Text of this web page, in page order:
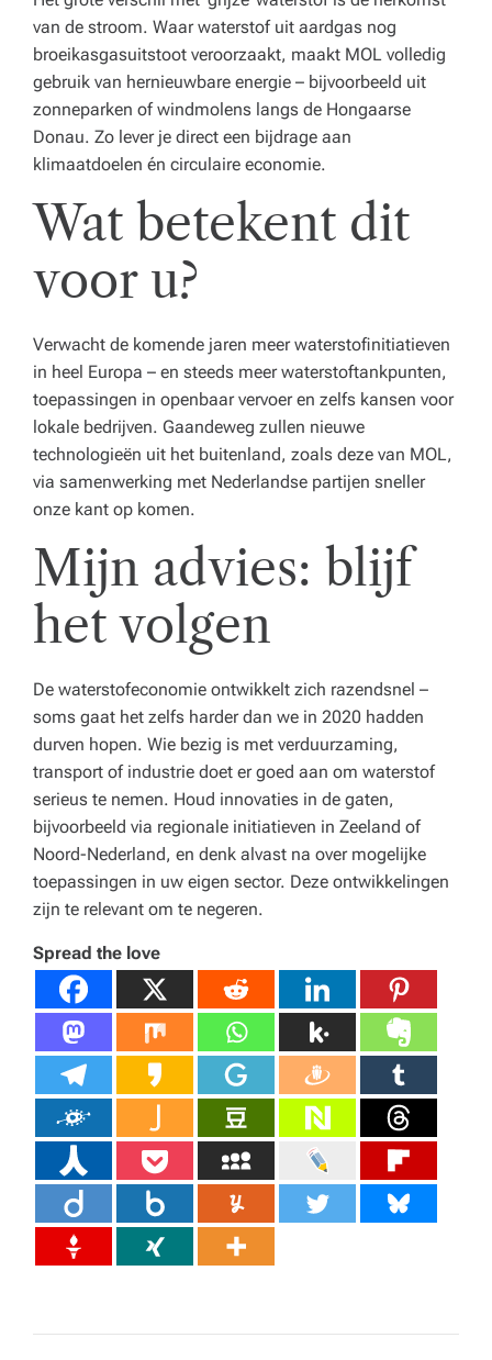
van de stroom. Waar waterstof uit aardgas nog
broeikasgasuitstoot veroorzaakt, maakt MOL volledig
gebruik van hernieuwbare energie – bijvoorbeeld uit
zonneparken of windmolens langs de Hongaarse
Donau. Zo lever je direct een bijdrage aan
klimaatdoelen én circulaire economie.
Wat betekent dit
voor u?
Verwacht de komende jaren meer waterstofinitiatieven
in heel Europa – en steeds meer waterstoftankpunten,
toepassingen in openbaar vervoer en zelfs kansen voor
lokale bedrijven. Gaandeweg zullen nieuwe
technologieën uit het buitenland, zoals deze van MOL,
via samenwerking met Nederlandse partijen sneller
onze kant op komen.
Mijn advies: blijf
het volgen
De waterstofeconomie ontwikkelt zich razendsnel –
soms gaat het zelfs harder dan we in 2020 hadden
durven hopen. Wie bezig is met verduurzaming,
transport of industrie doet er goed aan om waterstof
serieus te nemen. Houd innovaties in de gaten,
bijvoorbeeld via regionale initiatieven in Zeeland of
Noord-Nederland, en denk alvast na over mogelijke
toepassingen in uw eigen sector. Deze ontwikkelingen
zijn te relevant om te negeren.
Spread the love